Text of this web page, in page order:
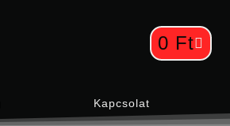
0 Ft
Kapcsolat